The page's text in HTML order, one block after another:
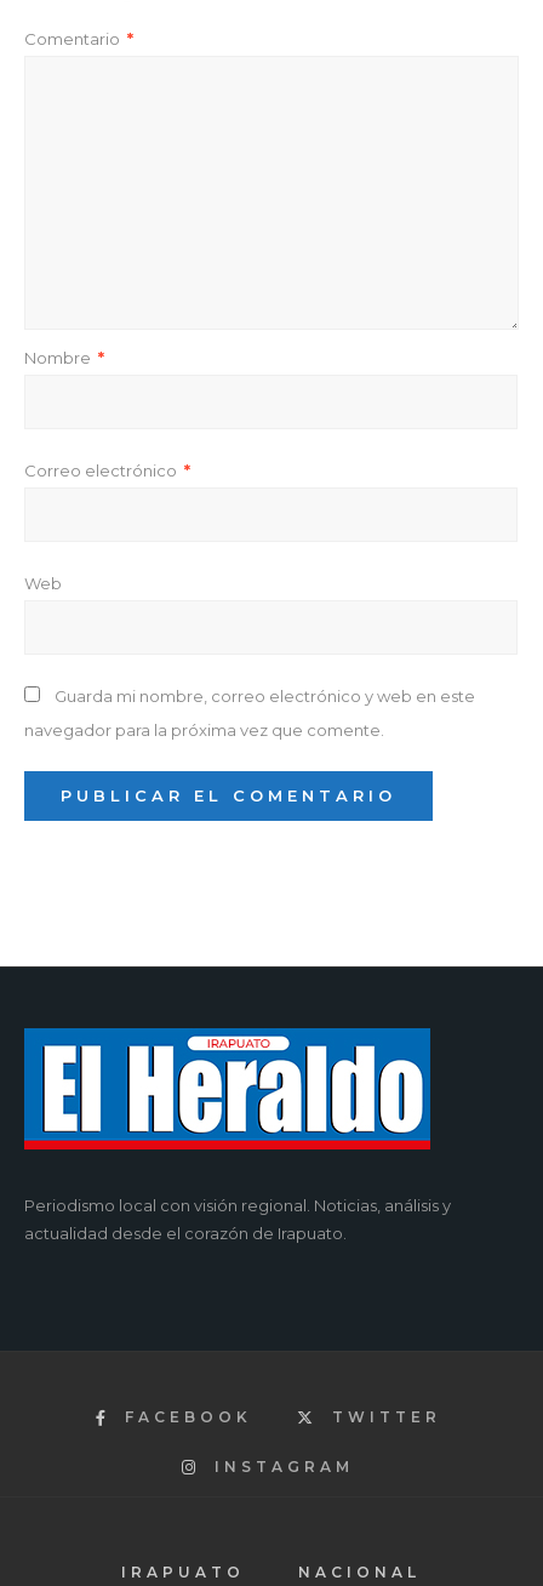
Comentario *
Nombre *
Correo electrónico *
Web
Guarda mi nombre, correo electrónico y web en este
navegador para la próxima vez que comente.
Periodismo local con visión regional. Noticias, análisis y
actualidad desde el corazón de Irapuato.
FACEBOOK TWITTER
INSTAGRAM
IRAPUATO NACIONAL